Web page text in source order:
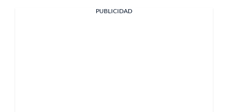
PUBLICIDAD